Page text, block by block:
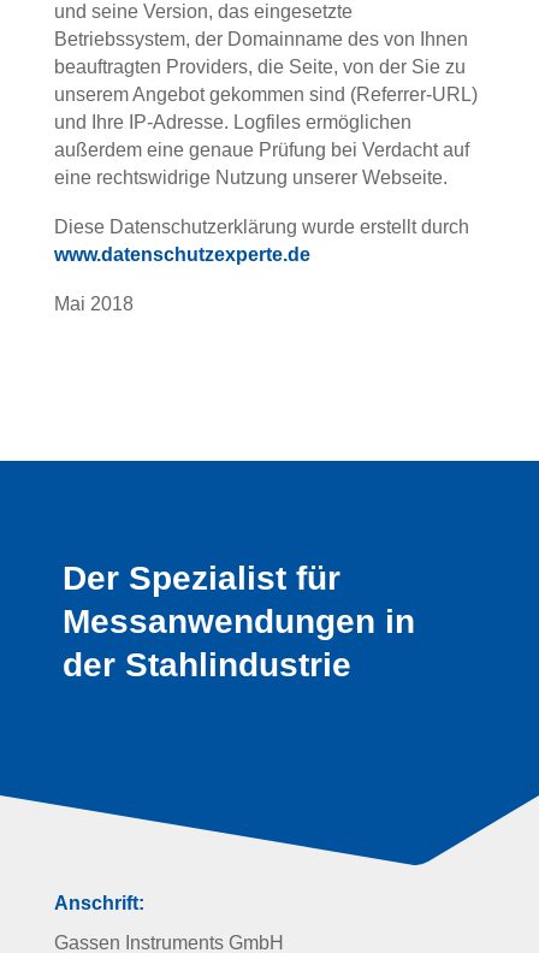
und seine Version, das eingesetzte
Betriebssystem, der Domainname des von Ihnen
beauftragten Providers, die Seite, von der Sie zu
unserem Angebot gekommen sind (Referrer-URL)
und Ihre IP-Adresse. Logfiles ermöglichen
außerdem eine genaue Prüfung bei Verdacht auf
eine rechtswidrige Nutzung unserer Webseite.
Diese Datenschutzerklärung wurde erstellt durch
www.datenschutzexperte.de
Mai 2018
Der Spezialist für
Messanwendungen in
der Stahlindustrie
Anschrift:
Gassen Instruments GmbH